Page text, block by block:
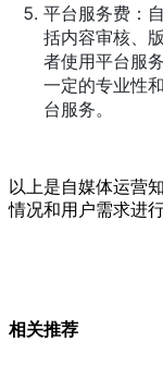
平台服务费：
括内容审核、
者使用平台服
一定的专业性
台服务。
以上是自媒体运营
情况和用户需求进
相关推荐